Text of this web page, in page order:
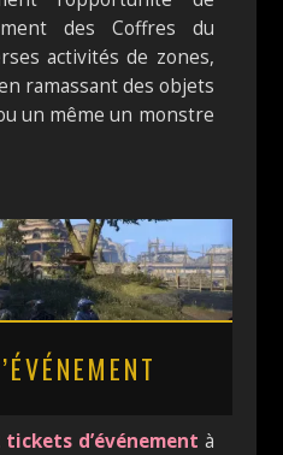
des Coffres du
activités de zones,
ramassant des objets
un même un monstre
tickets d’événement à